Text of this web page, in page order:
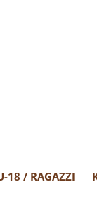
18 / RAGAZZI